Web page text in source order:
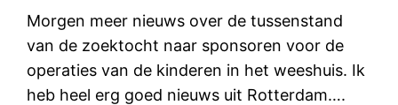
Morgen meer nieuws over de tussenstand
van de zoektocht naar sponsoren voor de
operaties van de kinderen in het weeshuis. Ik
heb heel erg goed nieuws uit Rotterdam….